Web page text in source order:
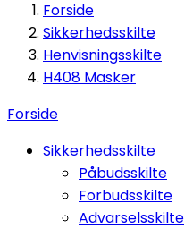
Forside
Sikkerhedsskilte
Henvisningsskilte
H408 Masker
Forside
Sikkerhedsskilte
Påbudsskilte
Forbudsskilte
Advarselsskilte